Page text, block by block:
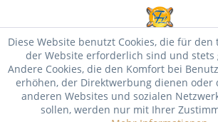
Diese Website benutzt Cookies, die für
der Website erforderlich sind und stets
Andere Cookies, die den Komfort bei
erhöhen, der Direktwerbung dienen oder
anderen Websites und sozialen
sollen, werden nur mit Ihrer